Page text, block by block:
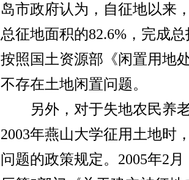
岛市政府认为，自征地以来
总征地面积的82.6%，完成
按照国土资源部《闲置用地
不存在土地闲置问题。
另外，对于失地农民养老
2003年燕山大学征用土地时
问题的政策规定。2005年2